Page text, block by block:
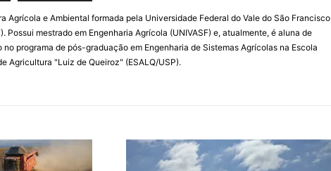
Agrícola e Ambiental formada pela Universidade Federal do Vale do São Francisco
Possui mestrado em Engenharia Agrícola (UNIVASF) e, atualmente, é aluna de
no programa de pós-graduação em Engenharia de Sistemas Agrícolas na Escola
Agricultura "Luiz de Queiroz" (ESALQ/USP).